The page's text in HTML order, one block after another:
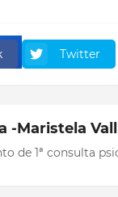
Twitter
-Maristela
de 1ª consulta